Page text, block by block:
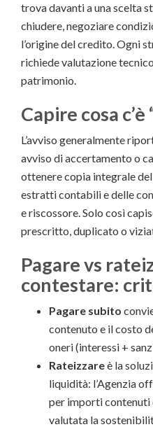
trova davanti a una scelta
chiudere, negoziare
l’origine del credito. Ogni
richiede valutazione
patrimonio.
Capire cosa c’è
L’avviso generalmente
avviso di accertamento o
ottenere copia integrale
estratti contabili e delle
e riscossore. Solo così
prescritto, duplicato o
Pagare vs
contestare:
Pagare subito
contenuto e il costo
oneri (interessi +
Rateizzareè la
liquidità: l’Agenzia
per importi contenuti
valutata la